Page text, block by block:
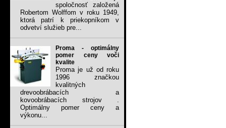
spoločnosť založená
Robertom Wolffom v roku 1949,
ktorá patrí k priekopníkom v
odvetví služieb pre...
Proma - optimálny
pomer ceny voči
kvalite
Proma je už od roku
1996 značkou
kvalitných
drevoobrábacích a
kovoobrábacích strojov .
Optimálny pomer ceny a
výkonu...